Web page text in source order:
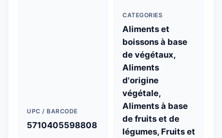
UPC / BARCODE
5710405598808
CATEGORIES
Aliments et
boissons à base
de végétaux,
Aliments
d'origine
végétale,
Aliments à base
de fruits et de
légumes, Fruits et